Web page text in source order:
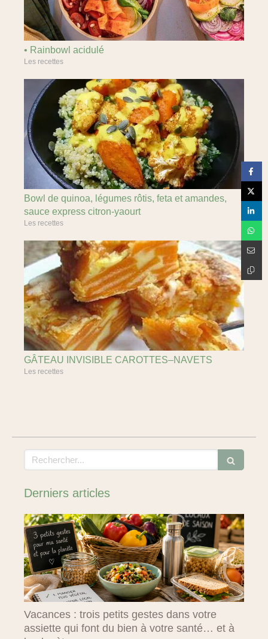
• Rainbowl acidulé
Les recettes
Bowl de quinoa, légumes rôtis, feta et amandes,
sauce express citron-yaourt
Les recettes
GÂTEAU INVISIBLE CAROTTES–NAVETS
Les recettes
Rechercher
Derniers articles
Vacances : trois petits gestes dans votre
assiette qui font du bien à votre santé… et à